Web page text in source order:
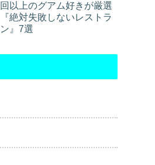
回以上のグアム好きが厳選
『絶対失敗しないレストラ
ン』7選